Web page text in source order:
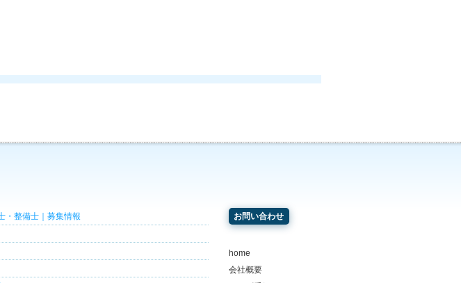
整備士｜募集情報
お問い合わせ
home
会社概要